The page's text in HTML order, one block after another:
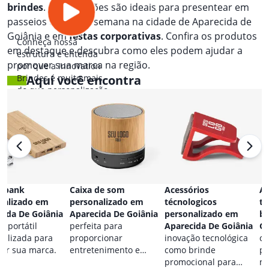
Conheça nossa
estrutura e entenda
por que a Innovation
Brindes é muito mais
do que personalização.
brindes. Essas opções são ideais para presentear em
passeios de fim de semana na cidade de Aparecida de
Goiânia e emfestas corporativas. Confira os produtos
em destaque e descubra como eles podem ajudar a
promover sua marca na região.
Aqui você encontra
bank
em
De Goiânia
portátil
para
sua marca.
Caixa de som
personalizado em
Aparecida De Goiânia
perfeita para
proporcionar
entretenimento e
Acessórios
técnologicos
personalizado em
Aparecida De Goiânia
inovação tecnológica
como brinde
promocional para